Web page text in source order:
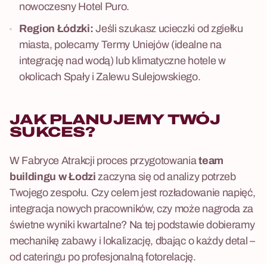
nowoczesny Hotel Puro.
Region Łódzki: Jeśli szukasz ucieczki od zgiełku
miasta, polecamy Termy Uniejów (idealne na
integrację nad wodą) lub klimatyczne hotele w
okolicach Spały i Zalewu Sulejowskiego.
JAK PLANUJEMY TWÓJ
SUKCES?
W Fabryce Atrakcji proces przygotowaniateam
buildingu w Łodzi zaczyna się od analizy potrzeb
Twojego zespołu. Czy celem jest rozładowanie napięć,
integracja nowych pracowników, czy może nagroda za
świetne wyniki kwartalne? Na tej podstawie dobieramy
mechanikę zabawy i lokalizację, dbając o każdy detal –
od cateringu po profesjonalną fotorelację.